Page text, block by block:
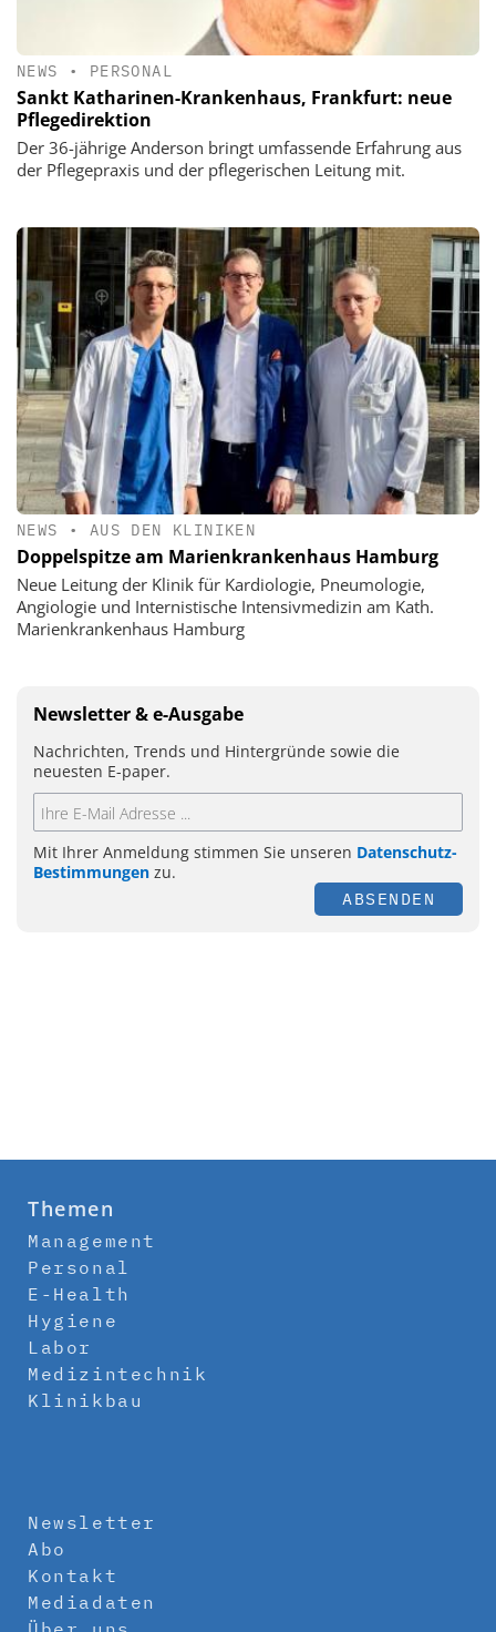
NEWS • PERSONAL
Sankt Katharinen-Krankenhaus, Frankfurt: neue
Pflegedirektion
Der 36-jährige Anderson bringt umfassende Erfahrung aus
der Pflegepraxis und der pflegerischen Leitung mit.
NEWS • AUS DEN KLINIKEN
Doppelspitze am Marienkrankenhaus Hamburg
Neue Leitung der Klinik für Kardiologie, Pneumologie,
Angiologie und Internistische Intensivmedizin am Kath.
Marienkrankenhaus Hamburg
Newsletter & e-Ausgabe
Nachrichten, Trends und Hintergründe sowie die
neuesten E-paper.
Mit Ihrer Anmeldung stimmen Sie unseren Datenschutz-
Bestimmungen zu.
ABSENDEN
Themen
Management
Personal
E-Health
Hygiene
Labor
Medizintechnik
Klinikbau
Newsletter
Abo
Kontakt
Mediadaten